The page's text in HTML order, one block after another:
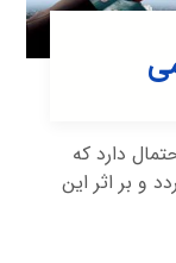
دارد که
و بر اثر این